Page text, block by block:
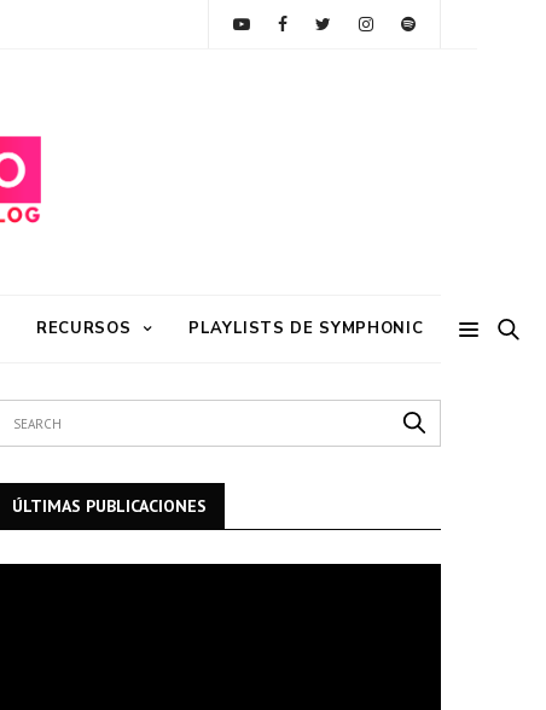
RECURSOS PLAYLISTS DE SYMPHONIC
ÚLTIMAS PUBLICACIONES